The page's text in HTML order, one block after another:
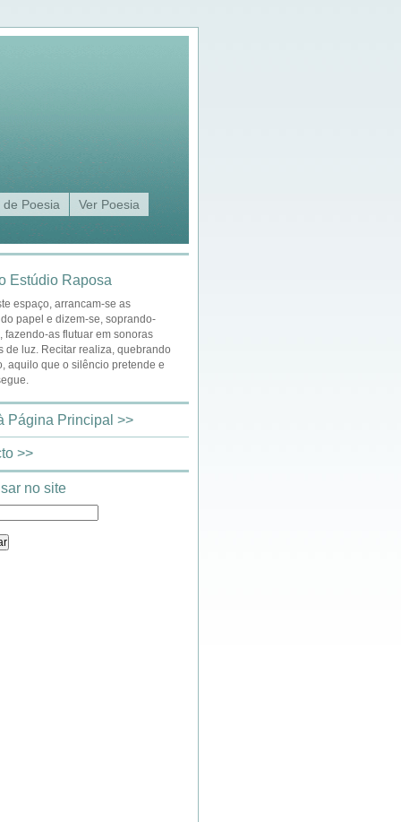
de Poesia Ver Poesia
Estúdio Raposa
espaço, arrancam-se as
papel e dizem-se, soprando-
fazendo-as flutuar em sonoras
de luz. Recitar realiza, quebrando
aquilo que o silêncio pretende e
Página Principal >>
>>
no site